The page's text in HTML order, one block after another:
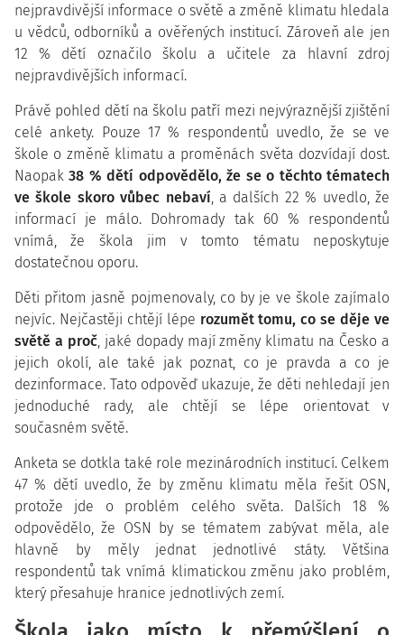
nejpravdivější informace o světě a změně klimatu hledala
u vědců, odborníků a ověřených institucí. Zároveň ale jen
12 % dětí označilo školu a učitele za hlavní zdroj
nejpravdivějších informací.
Právě pohled dětí na školu patří mezi nejvýraznější zjištění
celé ankety. Pouze 17 % respondentů uvedlo, že se ve
škole o změně klimatu a proměnách světa dozvídají dost.
Naopak38 % dětí odpovědělo, že se o těchto tématech
ve škole skoro vůbec nebaví , a dalších 22 % uvedlo, že
informací je málo. Dohromady tak 60 % respondentů
vnímá, že škola jim v tomto tématu neposkytuje
dostatečnou oporu.
Děti přitom jasně pojmenovaly, co by je ve škole zajímalo
nejvíc. Nejčastěji chtějí lépe rozumět tomu, co se děje ve
světě a proč, jaké dopady mají změny klimatu na Česko a
jejich okolí, ale také jak poznat, co je pravda a co je
dezinformace. Tato odpověď ukazuje, že děti nehledají jen
jednoduché rady, ale chtějí se lépe orientovat v
současném světě.
Anketa se dotkla také role mezinárodních institucí. Celkem
47 % dětí uvedlo, že by změnu klimatu měla řešit OSN,
protože jde o problém celého světa. Dalších 18 %
odpovědělo, že OSN by se tématem zabývat měla, ale
hlavně by měly jednat jednotlivé státy. Většina
respondentů tak vnímá klimatickou změnu jako problém,
který přesahuje hranice jednotlivých zemí.